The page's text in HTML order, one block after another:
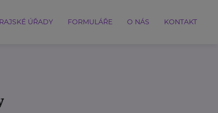
ÚŘADY FORMULÁŘE O NÁS KONTAKT